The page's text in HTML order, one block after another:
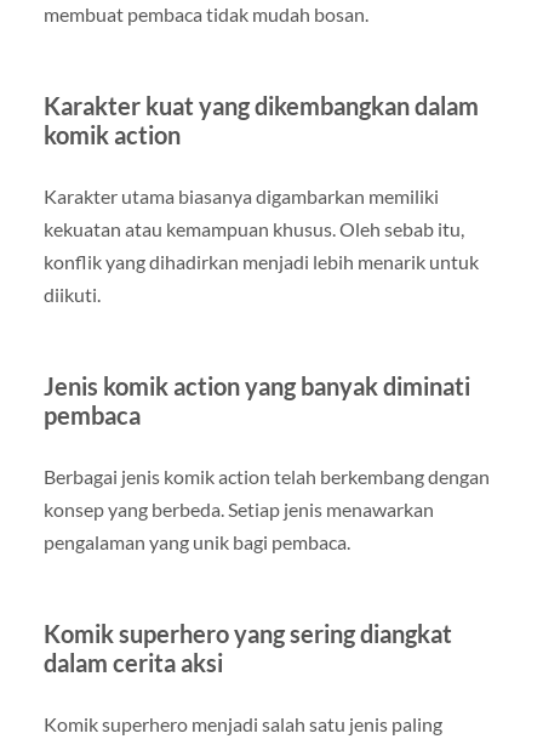
membuat pembaca tidak mudah bosan.
Karakter kuat yang dikembangkan dalam
komik action
Karakter utama biasanya digambarkan memiliki
kekuatan atau kemampuan khusus. Oleh sebab itu,
konflik yang dihadirkan menjadi lebih menarik untuk
diikuti.
Jenis komik action yang banyak diminati
pembaca
Berbagai jenis komik action telah berkembang dengan
konsep yang berbeda. Setiap jenis menawarkan
pengalaman yang unik bagi pembaca.
Komik superhero yang sering diangkat
dalam cerita aksi
Komik superhero menjadi salah satu jenis paling